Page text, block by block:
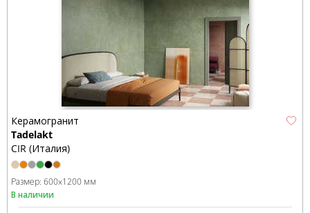
Керамогранит
Tadelakt
CIR (Италия)
Размер: 600x1200 мм
В наличии